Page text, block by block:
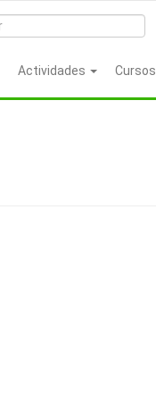
Actividades Cursos